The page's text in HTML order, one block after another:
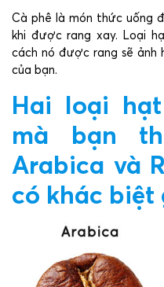
Cà phê là món thức uống
khi được rang xay. Loại
cách nó được rang sẽ ảnh
của bạn.
Hai loại
mà bạn
Arabica và
có khác biệt